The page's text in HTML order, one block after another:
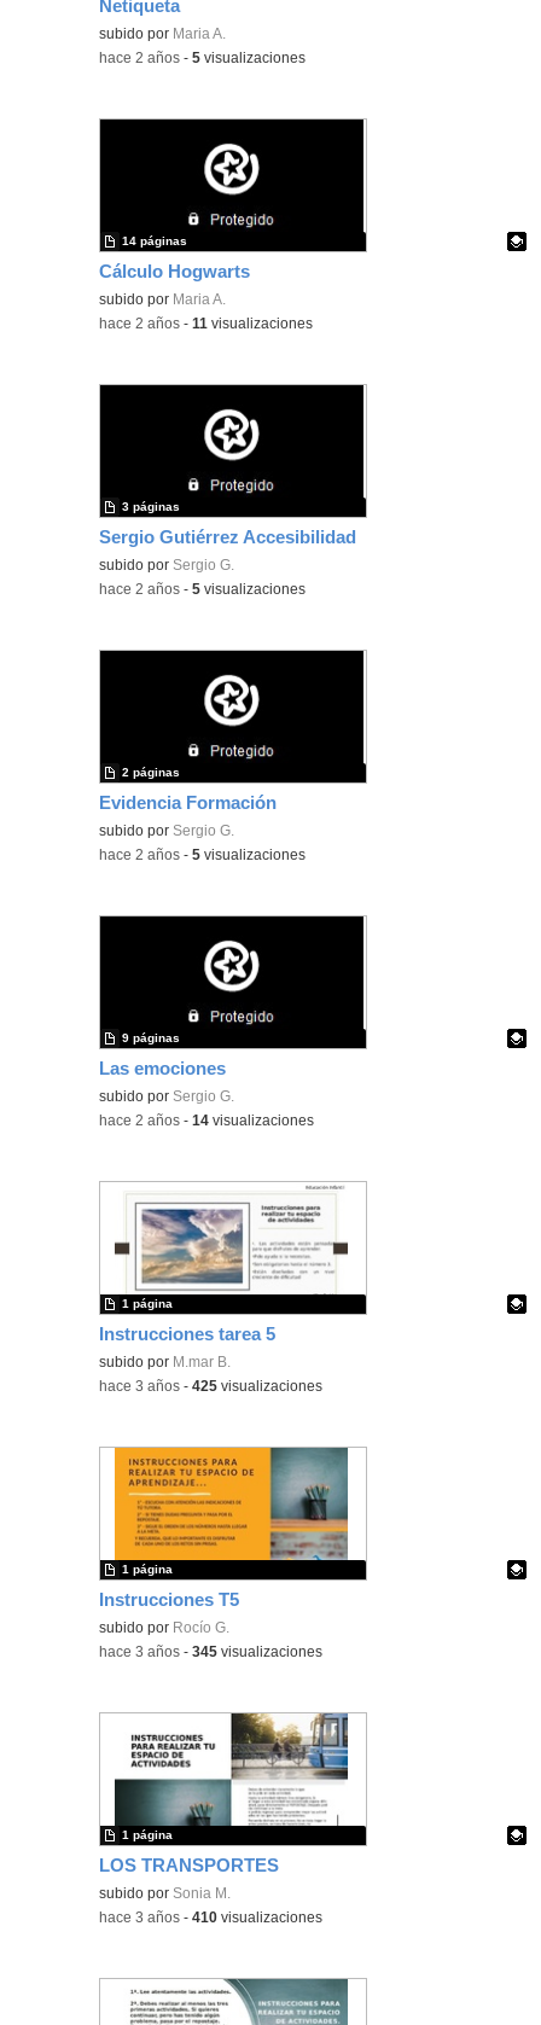
Netiqueta
Contenido educativo.
subido por Maria A.
-hace 2 años -5 visualizaciones
Cálculo Hogwarts
Contenido educativo.
subido por Maria A.
14 páginas
-hace 2 años -11 visualizaciones
Sergio Gutiérrez Accesibilidad
subido por Sergio G.
3 páginas
-hace 2 años -5 visualizaciones
Evidencia Formación
subido por Sergio G.
2 páginas
-hace 2 años -5 visualizaciones
Las emociones
Contenido educativo.
subido por Sergio G.
9 páginas
-hace 2 años -14 visualizaciones
Instrucciones tarea 5
Contenido educativo.
subido por M.mar B.
1 página
-hace 3 años -425 visualizaciones
Instrucciones T5
Contenido educativo.
subido por Rocío G.
1 página
-hace 3 años -345 visualizaciones
LOS TRANSPORTES
Contenido educativo.
subido por Sonia M.
1 página
-hace 3 años -410 visualizaciones